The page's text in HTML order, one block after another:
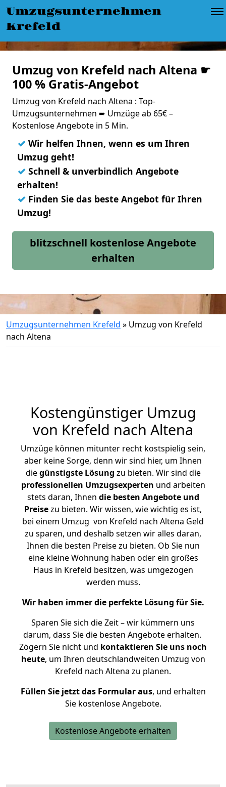
Umzugsunternehmen
Krefeld
Umzug von Krefeld nach Altena ☛
100 % Gratis-Angebot
Umzug von Krefeld nach Altena : Top-
Umzugsunternehmen ➨ Umzüge ab 65€ –
Kostenlose Angebote in 5 Min.
✓ Wir helfen Ihnen, wenn es um Ihren
Umzug geht!
✓ Schnell & unverbindlich Angebote
erhalten!
✓ Finden Sie das beste Angebot für Ihren
Umzug!
blitzschnell kostenlose Angebote
erhalten
Umzugsunternehmen Krefeld » Umzug von Krefeld
nach Altena
Kostengünstiger Umzug
von Krefeld nach Altena
Umzüge können mitunter recht kostspielig sein,
aber keine Sorge, denn wir sind hier, um Ihnen
diegünstigste Lösung zu bieten. Wir sind die
professionellen Umzugsexperten und arbeiten
stets daran, Ihnen die besten Angebote und
Preisezu bieten. Wir wissen, wie wichtig es ist,
bei einem Umzug von Krefeld nach Altena Geld
zu sparen, und deshalb setzen wir alles daran,
Ihnen die besten Preise zu bieten. Ob Sie nun
eine kleine Wohnung haben oder ein großes
Haus in Krefeld besitzen, was umgezogen
werden muss.
Wir haben immer die perfekte Lösung für Sie.
Sparen Sie sich die Zeit – wir kümmern uns
darum, dass Sie die besten Angebote erhalten.
Zögern Sie nicht und kontaktieren Sie uns noch
heute, um Ihren deutschlandweiten Umzug von
Krefeld nach Altena zu planen.
Füllen Sie jetzt das Formular aus, und erhalten
Sie kostenlose Angebote.
Kostenlose Angebote erhalten